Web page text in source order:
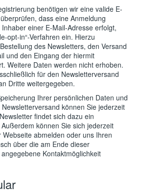
benötigen wir eine valide E-
dass eine Anmeldung
einer E-Mail-Adresse erfolgt,
opt-in“-Verfahren ein. Hierzu
des Newsletters, den Versand
und den Eingang der hiermit
Weitere Daten werden nicht erhoben.
für den Newsletterversand
Dritte weitergegeben.
Ihrer persönlichen Daten und
können Sie jederzeit
findet sich dazu ein
können Sie sich jederzeit
abmelden oder uns Ihren
über die am Ende dieser
Kontaktmöglichkeit